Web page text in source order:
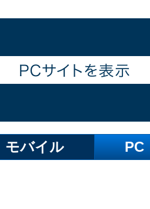
モバイル PC